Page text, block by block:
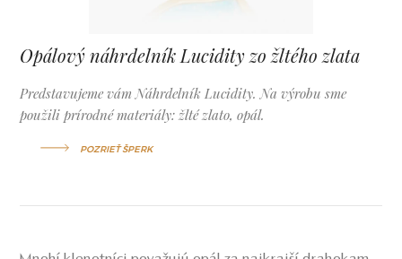
Opálový náhrdelník Lucidity zo žltého zlata
Predstavujeme vám Náhrdelník Lucidity. Na výrobu sme
použili prírodné materiály: žlté zlato, opál.
POZRIEŤ ŠPERK